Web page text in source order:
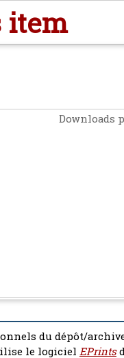
item
Downloads
du dépôt/
le logiciel EPrints